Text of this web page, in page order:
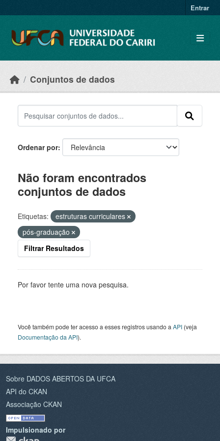
Entrar
Conjuntos de dados
Ordenar por
Não foram encontrados
conjuntos de dados
Etiquetas:
estruturas curriculares
pós-graduação
Filtrar Resultados
Por favor tente uma nova pesquisa.
Você também pode ter acesso a esses registros usando a API (veja
Documentação da API).
Sobre DADOS ABERTOS DA UFCA
API do CKAN
Associação CKAN
Impulsionado por